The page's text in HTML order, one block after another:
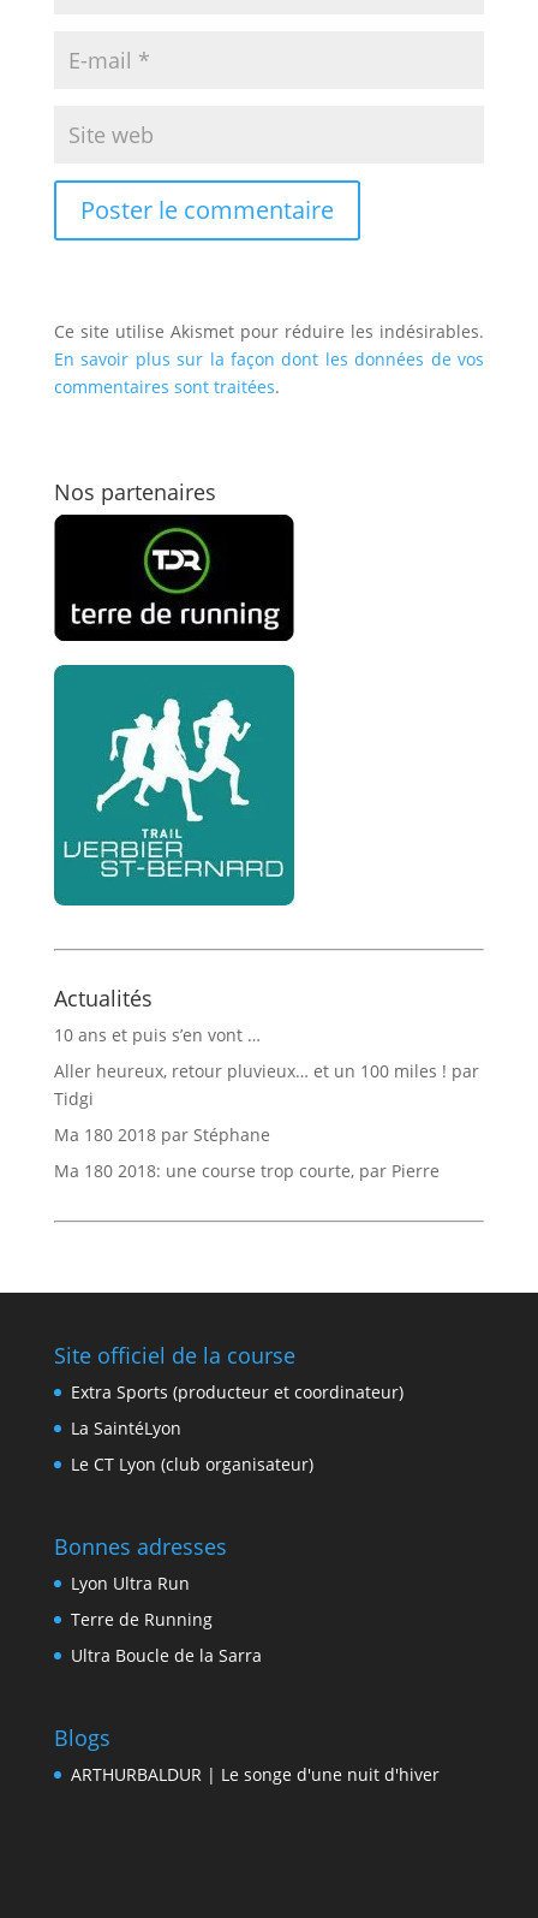
Ce site utilise Akismet pour réduire les indésirables.
En savoir plus sur la façon dont les données de vos
commentaires sont traitées.
Nos partenaires
Actualités
10 ans et puis s’en vont …
Aller heureux, retour pluvieux… et un 100 miles ! par
Tidgi
Ma 180 2018 par Stéphane
Ma 180 2018: une course trop courte, par Pierre
Site officiel de la course
Extra Sports (producteur et coordinateur)
La SaintéLyon
Le CT Lyon (club organisateur)
Bonnes adresses
Lyon Ultra Run
Terre de Running
Ultra Boucle de la Sarra
Blogs
ARTHURBALDUR | Le songe d'une nuit d'hiver